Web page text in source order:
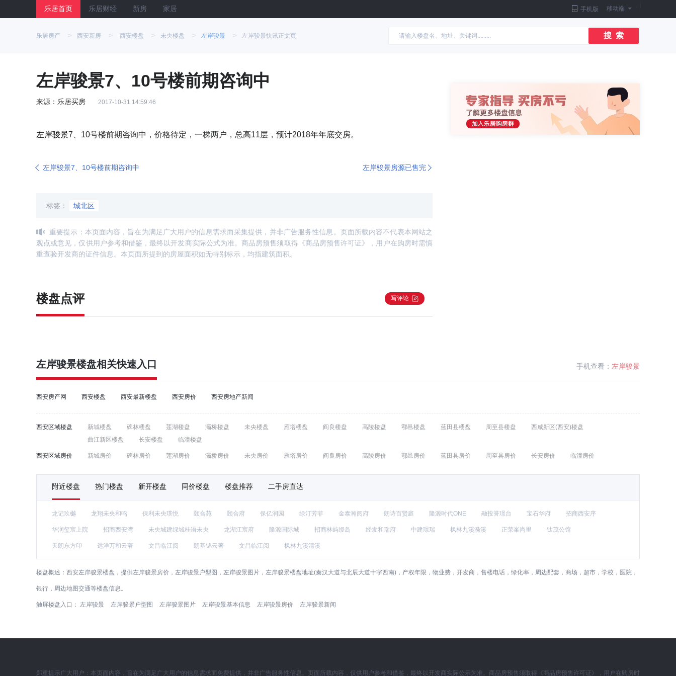
乐居首页 乐居财经 新房 家居 手机版 移动端
乐居房产 > 西安新房 > 西安楼盘 > 未央楼盘 > 左岸骏景 > 左岸骏景快讯正文页 搜 索
左岸骏景7、10号楼前期咨询中
来源：乐居买房 2017-10-31 14:59:46
左岸骏景7、10号楼前期咨询中，价格待定，一梯两户，总高11层，预计2018年年底交房。
左岸骏景7、10号楼前期咨询中 左岸骏景房源已售完
标签： 城北区
重要提示：本页面内容，旨在为满足广大用户的信息需求而采集提供，并非广告服务性信息。页面所载内容不代表本网站之
观点或意见，仅供用户参考和借鉴，最终以开发商实际公式为准。商品房预售须取得《商品房预售许可证》，用户在购房时需慎
重查验开发商的证件信息。本页面所提到的房屋面积如无特别标示，均指建筑面积。
楼盘点评 写评论
左岸骏景楼盘相关快速入口 手机查看： 左岸骏景
西安房产网 西安楼盘 西安最新楼盘 西安房价 西安房地产新闻
西安区域楼盘 新城楼盘 碑林楼盘 莲湖楼盘 灞桥楼盘 未央楼盘 雁塔楼盘 阎良楼盘 高陵楼盘 鄠邑楼盘 蓝田县楼盘 周至县楼盘
西咸新区(西安)楼盘
曲江新区楼盘
长安楼盘 临潼楼盘
西安区域房价 新城房价 碑林房价 莲湖房价 灞桥房价 未央房价 雁塔房价 阎良房价 高陵房价 鄠邑房价 蓝田县房价 周至县房价 长安房价 临潼房价
附近楼盘 热门楼盘 新开楼盘 同价楼盘 楼盘推荐 二手房直达
龙记玖樾 龙翔未央和鸣 保利未央璞悦 颐合苑 颐合府 保亿润园 绿汀芳菲 金泰瀚阅府 朗诗百贤庭 隆源时代ONE 融投誉璟台 宝石华府 招商西安序
华润玺宸上院 招商西安湾 未央城建绿城桂语未央 龙湖江宸府 隆源国际城 招商林屿缦岛 经发和瑞府 中建璟瑞 枫林九溪漪溪 正荣峯尚里 钛茂公馆
天朗东方印 远洋万和云著 文昌临江阅 朗基锦云著 文昌临江阅 枫林九溪清溪
楼盘概述： 西安左岸骏景楼盘，提供左岸骏景房价，左岸骏景户型图，左岸骏景图片，左岸骏景楼盘地址(秦汉大道与北辰大道十字西南)，产权年限，物业费，开发商，售楼电话，绿化率，周边配套，商场，超市，学校，医院，
银行，周边地图交通等楼盘信息。
触屏楼盘入口： 左岸骏景 左岸骏景户型图 左岸骏景图片 左岸骏景基本信息 左岸骏景房价 左岸骏景新闻
郑重提示广大用户：本页面内容，旨在为满足广大用户的信息需求而免费提供，并非广告服务性信息。页面所载内容，仅供用户参考和借鉴，最终以开发商实际公示为准。商品房预售须取得《商品房预售许可证》，用户在购房时